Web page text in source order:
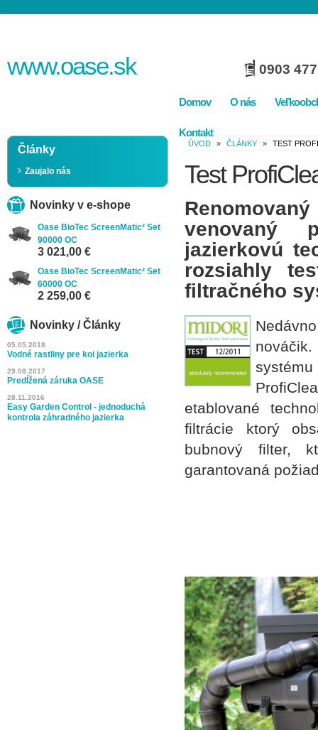
www.oase.sk 0903
Domov O nás
Kontakt
Články
Zaujalo nás
Novinky v e-shope
Oase BioTec ScreenMatic² Set
90000 OC
3 021,00 €
Oase BioTec ScreenMatic² Set
60000 OC
2 259,00 €
Novinky / Články
05.05.2018
Vodné rastliny pre koi jazierka
29.08.2017
Predĺžená záruka OASE
28.11.2016
Easy Garden Control - jednoduchá
kontrola záhradného jazierka
ÚVOD » ČLÁNKY » TEST
Test
venovaný
jazierkovú
rozsiahly
filtračného
etablované
filtrácie ktorý
bubnový filter,
garantovaná